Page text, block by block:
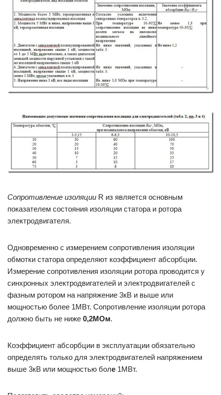
Сопротивление изоляции R из является основным
показателем состояния изоляции статора и ротора
электродвигателя.
Одновременно с измерением сопротивления изоляции
обмотки статора определяют коэффи­циент абсорбции.
Измерение сопротивления изоляции ротора проводится у
синхронных электро­двигателей и электродвигателей с
фазным ротором на напряжение 3кВ и выше или
мощностью бо­лее 1МВт. Сопротивление изоляции ротора
должно быть не ниже 0,2МОм.
Коэффициент абсорбции в эксплуатации обязательно
определять только для электродвигате­лей напряжением
выше 3кВ или мощностью боле 1МВт.